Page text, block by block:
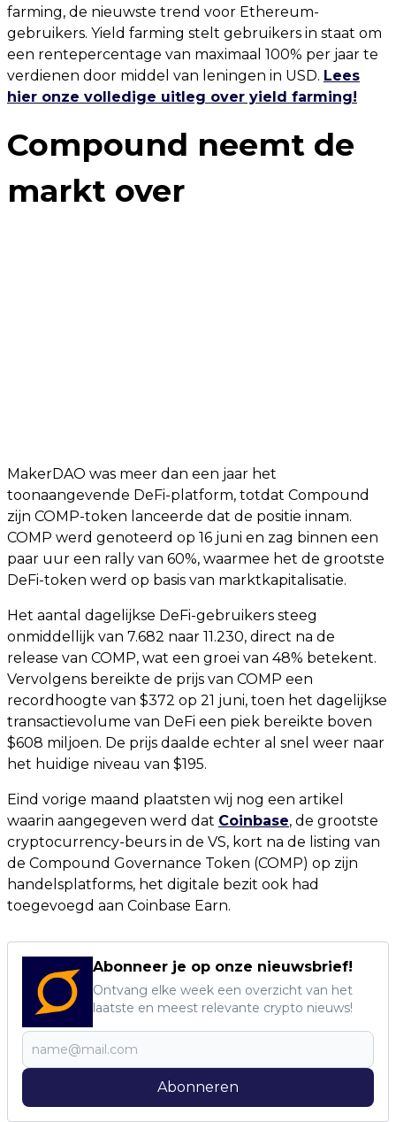
farming, de nieuwste trend voor Ethereum-
gebruikers. Yield farming stelt gebruikers in staat om
een ​​rentepercentage van maximaal 100% per jaar te
verdienen door middel van leningen in USD. Lees
hier onze volledige uitleg over yield farming!
Compound neemt de
markt over
MakerDAO was meer dan een jaar het
toonaangevende DeFi-platform, totdat Compound
zijn COMP-token lanceerde dat de positie innam.
COMP werd genoteerd op 16 juni en zag binnen een
paar uur een rally van 60%, waarmee het de grootste
DeFi-token werd op basis van marktkapitalisatie.
Het aantal dagelijkse DeFi-gebruikers steeg
onmiddellijk van 7.682 naar 11.230, direct na de
release van COMP, wat een groei van 48% betekent.
Vervolgens bereikte de prijs van COMP een
recordhoogte van $372 op 21 juni, toen het dagelijkse
transactievolume van DeFi een piek bereikte boven
$608 miljoen. De prijs daalde echter al snel weer naar
het huidige niveau van $195.
Eind vorige maand plaatsten wij nog een artikel
waarin aangegeven werd dat Coinbase, de grootste
cryptocurrency-beurs in de VS, kort na de listing van
de Compound Governance Token (COMP) op zijn
handelsplatforms, het digitale bezit ook had
toegevoegd aan Coinbase Earn.
Abonneer je op onze nieuwsbrief!
Ontvang elke week een overzicht van het
laatste en meest relevante crypto nieuws!
Abonneren